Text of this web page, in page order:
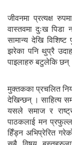
जीवनमा प्रत्यक्ष
वास्तवमा दुःख
सामान्य देखि विशिष्ट
झरेका पनि थुप्रै
पाइलाहरु बटुलेकि छन्
मुक्तकका प्रचलित
देखिन्छन् । साहित्य
यसले समाज र
पाठकलाई मन
हिँड्न अभिप्रेरित